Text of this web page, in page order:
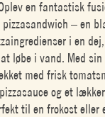
en fantastisk
pizzasandwich – en
i en
at løbe i vand. Med
med frisk
pizzasauce og et
til en frokost eller